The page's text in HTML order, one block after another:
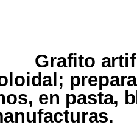
Grafito
en pasta,